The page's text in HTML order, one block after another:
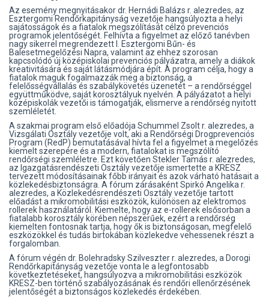
Az esemény megnyitásakor dr. Hernádi Balázs r. alezredes, az
Esztergomi Rendőrkapitányság vezetője hangsúlyozta a helyi
sajátosságok és a fiatalok megszólítását célzó prevenciós
programok jelentőségét. Felhívta a figyelmet az előző tanévben
nagy sikerrel megrendezett I. Esztergomi Bűn- és
Balesetmegelőzési Napra, valamint az ehhez szorosan
kapcsolódó új középiskolai prevenciós pályázatra, amely a diákok
kreativitására és saját látásmódjára épít. A program célja, hogy a
fiatalok maguk fogalmazzák meg a biztonság, a
felelősségvállalás és szabálykövetés üzenetét – a rendőrséggel
együttműködve, saját korosztályuk nyelvén. A pályázatot a helyi
középiskolák vezetői is támogatják, elismerve a rendőrség nyitott
szemléletét.
A szakmai program első előadója Schummel Zsolt r. alezredes, a
Vizsgálati Osztály vezetője volt, aki a Rendőrségi Drogprevenciós
Program (RedP) bemutatásával hívta fel a figyelmet a megelőzés
kiemelt szerepére és a modern, fiatalokat is megszólító
rendőrségi szemléletre. Ezt követően Stekler Tamás r. alezredes,
az Igazgatásrendészeti Osztály vezetője ismertette a KRESZ
tervezett módosításainak főbb irányait és azok várható hatásait a
közlekedésbiztonságra. A fórum zárásaként Spirkó Angelika r.
alezredes, a Közlekedésrendészeti Osztály vezetője tartott
előadást a mikromobilitási eszközök, különösen az elektromos
rollerek használatáról. Kiemelte, hogy az e-rollerek elsősorban a
fiatalabb korosztály körében népszerűek, ezért a rendőrség
kiemelten fontosnak tartja, hogy ők is biztonságosan, megfelelő
eszközökkel és tudás birtokában közlekedve vehessenek részt a
forgalomban.
A fórum végén dr. Bolehradsky Szilveszter r. alezredes, a Dorogi
Rendőrkapitányság vezetője vonta le a legfontosabb
következtetéseket, hangsúlyozva a mikromobilitási eszközök
KRESZ-ben történő szabályozásának és rendőri ellenőrzésének
jelentőségét a biztonságos közlekedés érdekében.